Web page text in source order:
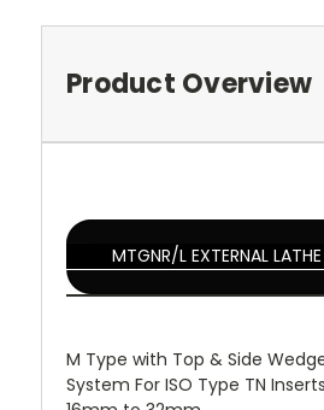
Product Overview
MTGNR/L EXTERNAL
M Type with Top & Side
System For ISO Type TN